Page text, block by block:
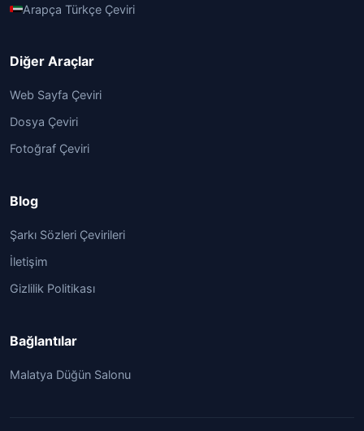
Arapça Türkçe Çeviri
Diğer Araçlar
Web Sayfa Çeviri
Dosya Çeviri
Fotoğraf Çeviri
Blog
Şarkı Sözleri Çevirileri
İletişim
Gizlilik Politikası
Bağlantılar
Malatya Düğün Salonu